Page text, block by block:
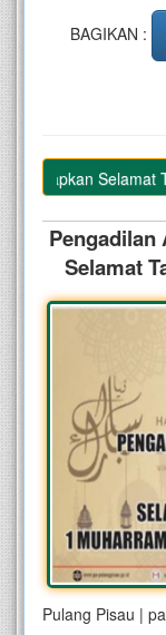
BAGIKAN :
Selamat
Pengadilan
Selamat
Pulang Pisau |